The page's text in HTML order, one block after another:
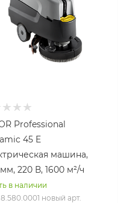
Professional
45 E
машина,
220 В, 1600 м²/ч
в наличии
новый арт.